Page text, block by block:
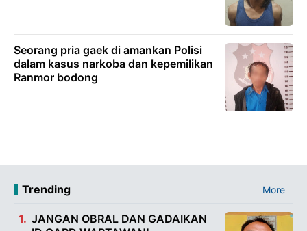
Seorang pria gaek di amankan Polisi
dalam kasus narkoba dan kepemilikan
Ranmor bodong
Trending More
JANGAN OBRAL DAN GADAIKAN